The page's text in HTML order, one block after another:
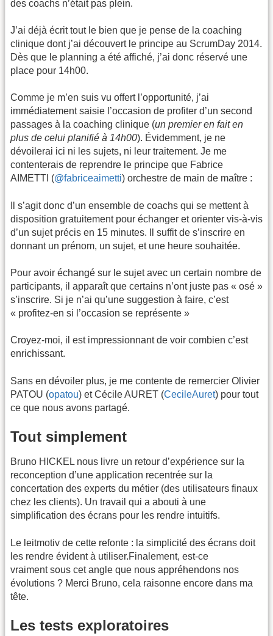
des coachs n’était pas plein.
J’ai déjà écrit tout le bien que je pense de la coaching
clinique dont j’ai découvert le principe au ScrumDay 2014.
Dès que le planning a été affiché, j’ai donc réservé une
place pour 14h00.
Comme je m’en suis vu offert l’opportunité, j’ai
immédiatement saisie l’occasion de profiter d’un second
passages à la coaching clinique (un premier en fait en
plus de celui planifié à 14h00). Évidemment, je ne
dévoilerai ici ni les sujets, ni leur traitement. Je me
contenterais de reprendre le principe que Fabrice
AIMETTI (@fabriceaimetti) orchestre de main de maître :
Il s’agit donc d’un ensemble de coachs qui se mettent à
disposition gratuitement pour échanger et orienter vis-à-vis
d’un sujet précis en 15 minutes. Il suffit de s’inscrire en
donnant un prénom, un sujet, et une heure souhaitée.
Pour avoir échangé sur le sujet avec un certain nombre de
participants, il apparaît que certains n’ont juste pas « osé »
s’inscrire. Si je n’ai qu’une suggestion à faire, c’est
« profitez-en si l’occasion se représente »
Croyez-moi, il est impressionnant de voir combien c’est
enrichissant.
Sans en dévoiler plus, je me contente de remercier Olivier
PATOU (opatou) et Cécile AURET (CecileAuret) pour tout
ce que nous avons partagé.
Tout simplement
Bruno HICKEL nous livre un retour d’expérience sur la
reconception d’une application recentrée sur la
concertation des experts du métier (des utilisateurs finaux
chez les clients). Un travail qui a abouti à une
simplification des écrans pour les rendre intuitifs.
Le leitmotiv de cette refonte : la simplicité des écrans doit
les rendre évident à utiliser.Finalement, est-ce
vraiment sous cet angle que nous appréhendons nos
évolutions ? Merci Bruno, cela raisonne encore dans ma
tête.
Les tests exploratoires